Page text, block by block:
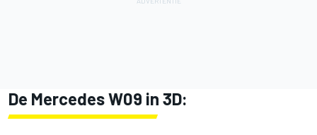
De Mercedes W09 in 3D: